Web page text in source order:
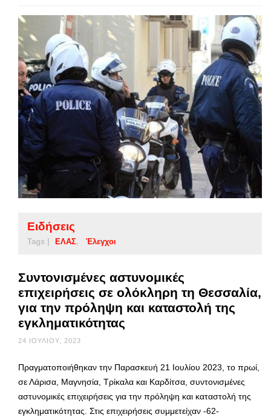
Ειδήσεις
Tags | ΕΛΑΣ Έλεγχοι
Συντονισμένες αστυνομικές
επιχειρήσεις σε ολόκληρη τη Θεσσαλία,
για την πρόληψη και καταστολή της
εγκληματικότητας
24 ΙΟΥΛΊΟΥ, 2023
Πραγματοποιήθηκαν την Παρασκευή 21 Ιουλίου 2023, το πρωί,
σε Λάρισα, Μαγνησία, Τρίκαλα και Καρδίτσα, συντονισμένες
αστυνομικές επιχειρήσεις για την πρόληψη και καταστολή της
εγκληματικότητας. Στις επιχειρήσεις συμμετείχαν -62-